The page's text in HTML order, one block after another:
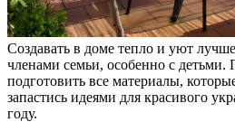
Создавать в доме тепло и уют
членами семьи, особенно с
подготовить все материалы,
запастись идеями для красивого
году.